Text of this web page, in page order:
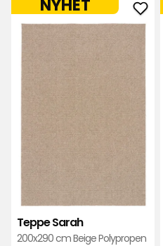
Teppe Sarah
200x290 cm Beige Polypropen
NYHET